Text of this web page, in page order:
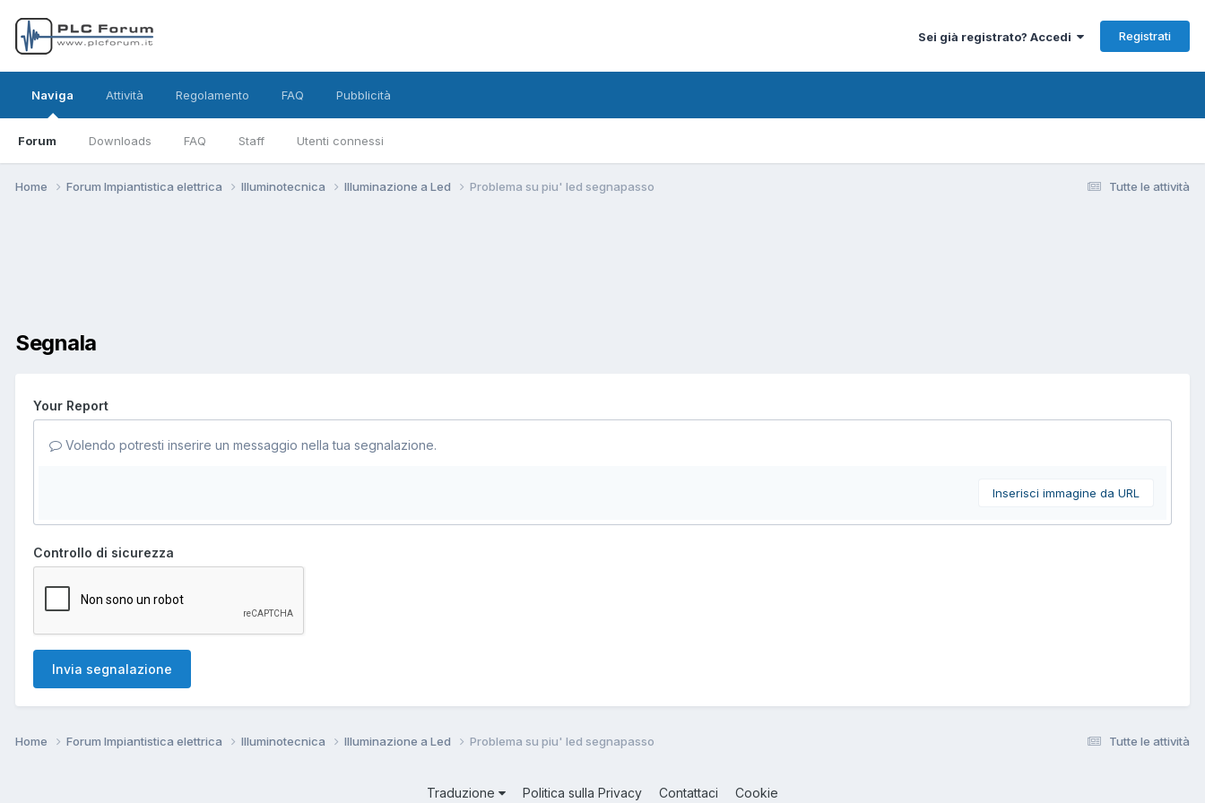
Sei già registrato? Accedi Registrati
Naviga
Forum Downloads FAQ Staff Utenti connessi
Attività Regolamento FAQ Pubblicità
Tutte le attività
Home Forum Impiantistica elettrica Illuminotecnica Illuminazione a Led Problema su piu' led segnapasso
Segnala
Your Report
Volendo potresti inserire un messaggio nella tua segnalazione.
Inserisci immagine da URL
Controllo di sicurezza
Invia segnalazione
Tutte le attività
Home Forum Impiantistica elettrica Illuminotecnica Illuminazione a Led Problema su piu' led segnapasso
Traduzione Politica sulla Privacy Contattaci Cookie